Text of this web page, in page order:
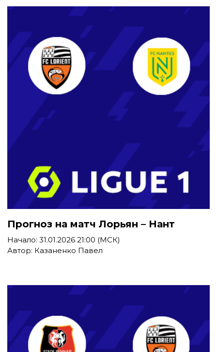
Прогноз на матч Лорьян – Нант
Начало: 31.01.2026 21:00 (МСК)
Автор: Казаненко Павел